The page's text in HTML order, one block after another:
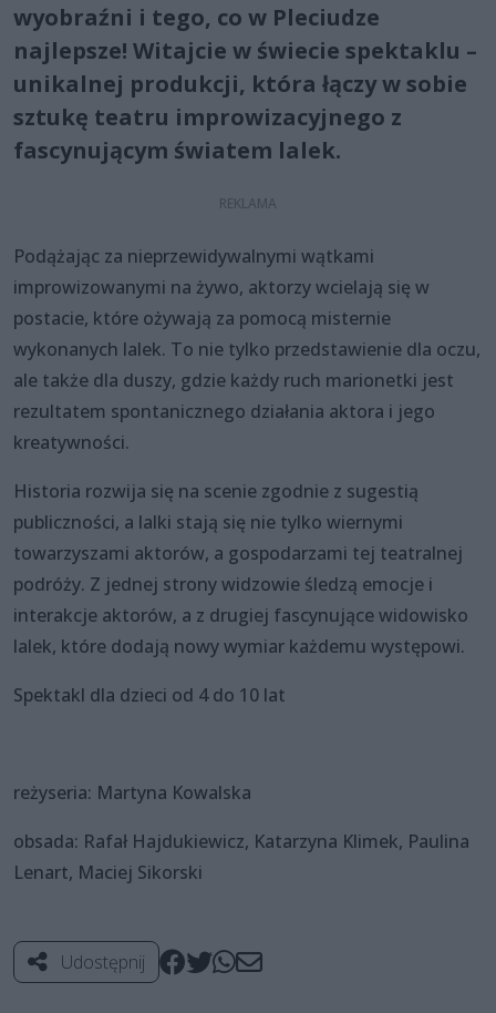
wyobraźni i tego, co w Pleciudze
najlepsze! Witajcie w świecie spektaklu –
unikalnej produkcji, która łączy w sobie
sztukę teatru improwizacyjnego z
fascynującym światem lalek.
Podążając za nieprzewidywalnymi wątkami
improwizowanymi na żywo, aktorzy wcielają się w
postacie, które ożywają za pomocą misternie
wykonanych lalek. To nie tylko przedstawienie dla oczu,
ale także dla duszy, gdzie każdy ruch marionetki jest
rezultatem spontanicznego działania aktora i jego
kreatywności.
Historia rozwija się na scenie zgodnie z sugestią
publiczności, a lalki stają się nie tylko wiernymi
towarzyszami aktorów, a gospodarzami tej teatralnej
podróży. Z jednej strony widzowie śledzą emocje i
interakcje aktorów, a z drugiej fascynujące widowisko
lalek, które dodają nowy wymiar każdemu występowi.
Spektakl dla dzieci od 4 do 10 lat
reżyseria: Martyna Kowalska
obsada: Rafał Hajdukiewicz, Katarzyna Klimek, Paulina
Lenart, Maciej Sikorski
Udostępnij